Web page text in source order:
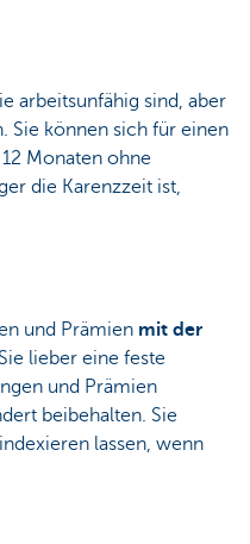
arbeitsunfähig sind, aber
Sie können sich für einen
Monaten ohne
die Karenzzeit ist,
und Prämien mit der
lieber eine feste
und Prämien
beibehalten. Sie
lassen, wenn